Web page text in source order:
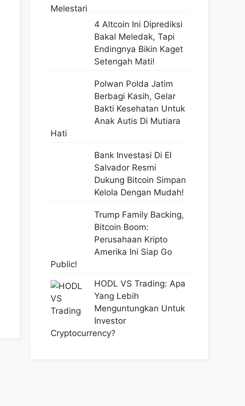
4 Altcoin Ini Diprediksi
Bakal Meledak, Tapi
Endingnya Bikin Kaget
Setengah Mati!
Polwan Polda Jatim
Berbagi Kasih, Gelar
Bakti Kesehatan Untuk
Anak Autis Di Mutiara
Hati
Bank Investasi Di El
Salvador Resmi
Dukung Bitcoin Simpan
Kelola Dengan Mudah!
Trump Family Backing,
Bitcoin Boom:
Perusahaan Kripto
Amerika Ini Siap Go
Public!
HODL VS Trading: Apa
Yang Lebih
Menguntungkan Untuk
Investor
Cryptocurrency?